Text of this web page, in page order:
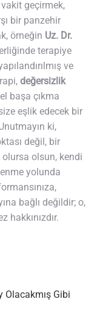
geçirmek,
bir panzehir
örneğin Uz. Dr.
terapiye
ve
değersizlik
başa çıkma
eşlik edecek bir
ki,
değil, bir
olsun, kendi
yolunda
bağlı değildir; o,
hakkınızdır.
Olacakmış Gibi